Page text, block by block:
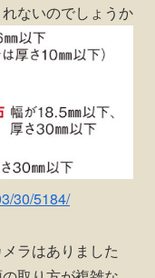
ないのでしょうか
30/5184/
ラはありました